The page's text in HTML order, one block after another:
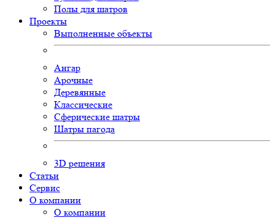
Полы для шатров
Проекты
Выполненные объекты
Ангар
Арочные
Деревянные
Классические
Сферические шатры
Шатры пагода
3D решения
Статьи
Сервис
О компании
О компании